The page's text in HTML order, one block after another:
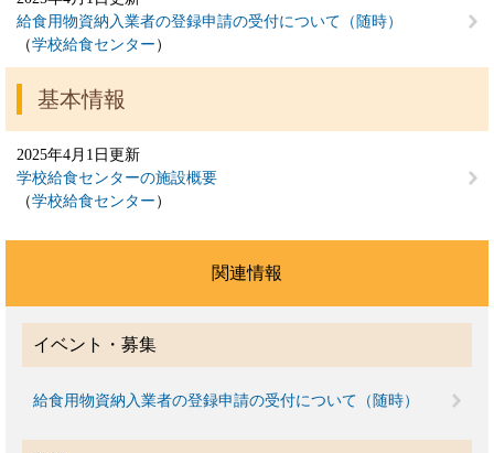
給食用物資納入業者の登録申請の受付について（随時）
学校給食センター
基本情報
2025年4月1日更新
学校給食センターの施設概要
学校給食センター
関連情報
イベント・募集
給食用物資納入業者の登録申請の受付について（随時）